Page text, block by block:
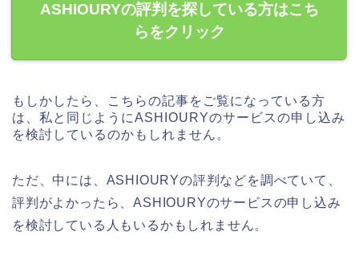
ASHIOURYの評判を探している方はこち
らをクリック
もしかしたら、こちらの記事をご覧になっている方
は、私と同じようにASHIOURYのサービスの申し込み
を検討しているのかもしれません。
ただ、中には、ASHIOURYの評判などを調べていて、
評判がよかったら、ASHIOURYのサービスの申し込み
を検討している人もいるかもしれません。